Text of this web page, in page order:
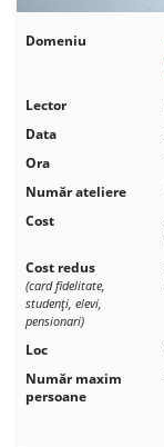
Domeniu
Lector
Data
Ora
Număr ateliere
Cost
Cost redus
(card fidelitate,
studenţi, elevi,
pensionari)
Loc
Număr maxim
persoane